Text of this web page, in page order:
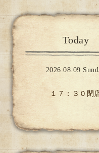
Today
2026.08.09
１７：３０閉